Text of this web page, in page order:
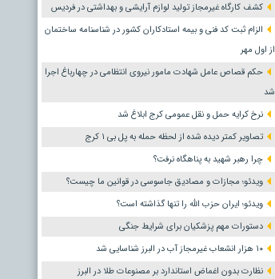
کشف کارگاه غیرمجاز تولید لوازم آرایشی و بهداشتی در فردیس
الزام ثبت کد فنی و بیمه استادکاران کشور در شناسنامه ساختمان
از اول مهر
حکم قصاص عامل شهادت مامور نیروی انتظامی در چهارباغ اجرا
شد
نرخ کرایه حمل و نقل عمومی کرج ابلاغ شد
تصاویر کمتر دیده شده از لحظه حمله به پل بی ۱ کرج
چرا رهبر شهید به پناهگاه نرفت؟
ویدئو؛ مجازات و مصادیق جاسوسی در قوانین ما چیست؟
ویدئو؛ ایران حزب الله را تنها گذاشته است؟
دستورات مهم پزشکیان برای شرایط جنگی
۱۰ هزار انشعاب غیرمجاز آب در البرز شناسایی شد
نظارت بدون اغماض استاندارد بر مصنوعات طلا در البرز